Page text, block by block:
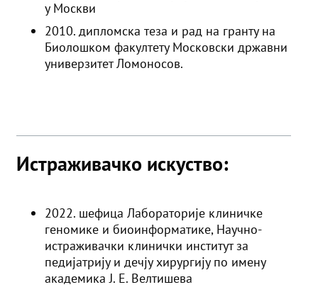
у Москви
2010. дипломска теза и рад на гранту на
Биолошком факултету Московски државни
универзитет Ломоносов.
Истраживачко искуство:
2022. шефица Лабораторије клиничке
геномике и биоинформатике, Научно-
истраживачки клинички институт за
педијатрију и дечју хирургију по имену
академика Ј. Е. Велтишева